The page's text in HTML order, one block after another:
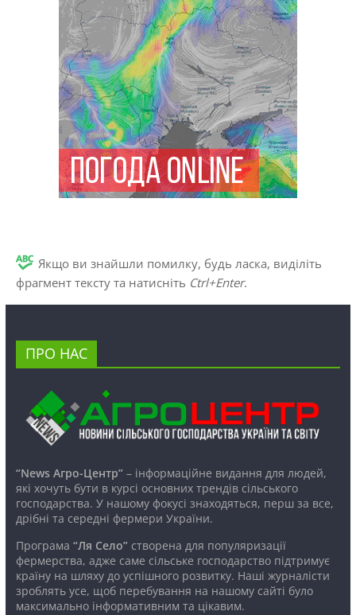
Якщо ви знайшли помилку, будь ласка, виділіть
фрагмент тексту та натисніть Ctrl+Enter.
ПРО НАС
“News Агро-Центр”– інформаційне видання для людей,
які хочуть бути в курсі основних трендів сільського
господарства. У нашому фокусі знаходяться, перш за все,
дрібні та середні фермери України.
Програма “Ля Село”створена для популяризації
фермерства, адже саме сільське господарство підтримує
країну на шляху до успішного розвитку. Наші журналісти
зроблять усе, щоб перебування на нашому сайті було
максимально інформативним та цікавим.